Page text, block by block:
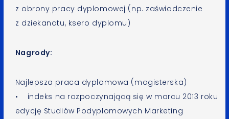
z obrony pracy dyplomowej (np. zaświadczenie
z dziekanatu, ksero dyplomu)
Nagrody:
Najlepsza praca dyplomowa (magisterska)
• indeks na rozpoczynającą się w marcu 2013 roku
edycję Studiów Podyplomowych Marketing